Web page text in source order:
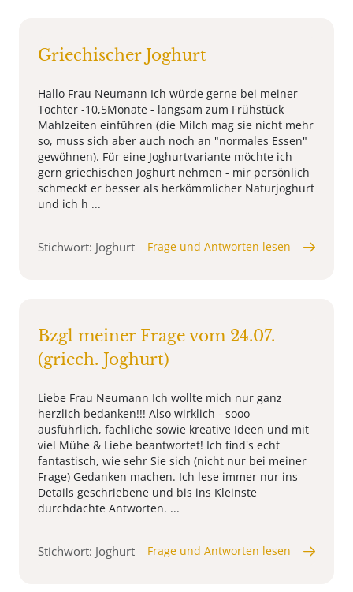
Griechischer Joghurt
Hallo Frau Neumann Ich würde gerne bei meiner
Tochter -10,5Monate - langsam zum Frühstück
Mahlzeiten einführen (die Milch mag sie nicht mehr
so, muss sich aber auch noch an "normales Essen"
gewöhnen). Für eine Joghurtvariante möchte ich
gern griechischen Joghurt nehmen - mir persönlich
schmeckt er besser als herkömmlicher Naturjoghurt
und ich h ...
Stichwort: Joghurt Frage und Antworten lesen
Bzgl meiner Frage vom 24.07.
(griech. Joghurt)
Liebe Frau Neumann Ich wollte mich nur ganz
herzlich bedanken!!! Also wirklich - sooo
ausführlich, fachliche sowie kreative Ideen und mit
viel Mühe & Liebe beantwortet! Ich find's echt
fantastisch, wie sehr Sie sich (nicht nur bei meiner
Frage) Gedanken machen. Ich lese immer nur ins
Details geschriebene und bis ins Kleinste
durchdachte Antworten. ...
Stichwort: Joghurt Frage und Antworten lesen